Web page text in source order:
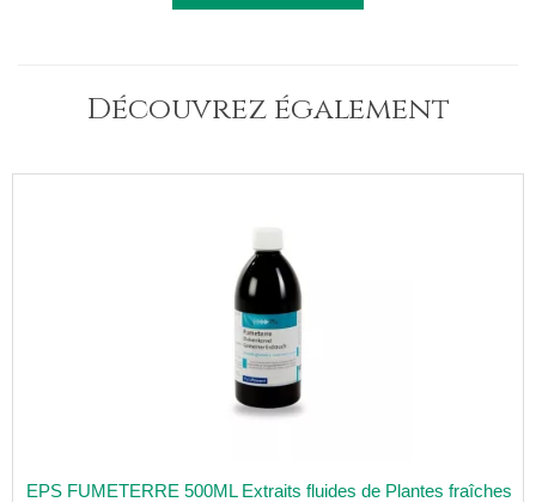
Découvrez également
EPS FUMETERRE 500ML Extraits fluides de Plantes fraîches